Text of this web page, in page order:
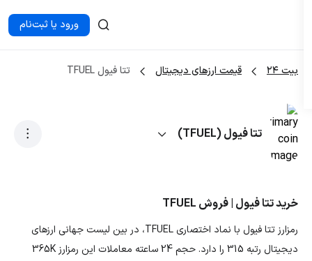
ورود یا ثبت‌نام
بیت ۲۴ قیمت ارزهای دیجیتال تتا فیول TFUEL
تتا فیول (TFUEL)
خرید تتا فیول | فروش TFUEL
رمزارز تتا فیول با نماد اختصاری TFUEL، در بین لیست جهانی ارزهای
دیجیتال رتبه 315 را دارد. حجم 24 ساعته معاملات این رمزارز 365K